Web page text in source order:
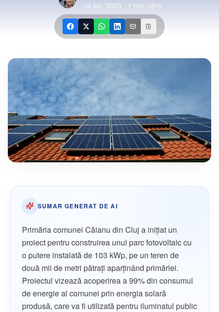
16 iun. 2023 · 1 min citire
SUMAR GENERAT DE AI
Primăria comunei Căianu din Cluj a inițiat un
proiect pentru construirea unui parc fotovoltaic cu
o putere instalată de 103 kWp, pe un teren de
două mii de metri pătrați aparținând primăriei.
Proiectul vizează acoperirea a 99% din consumul
de energie al comunei prin energia solară
produsă, care va fi utilizată pentru iluminatul public